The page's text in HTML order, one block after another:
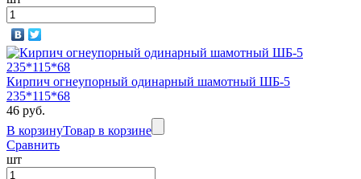
Кирпич огнеупорный одинарный шамотный ШБ-5
235*115*68
46 руб.
В корзинуТовар в корзине
Сравнить
шт